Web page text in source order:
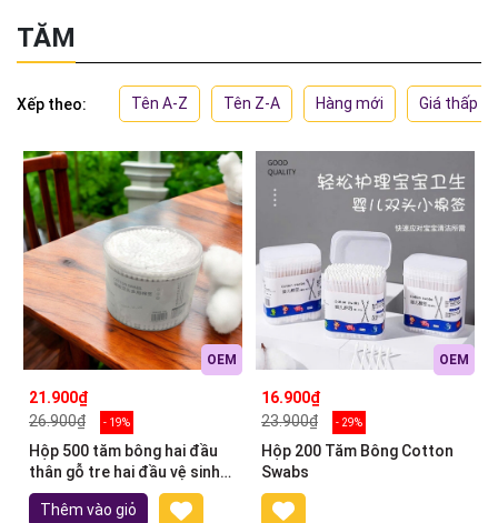
TĂM
Xếp theo: Tên A-Z Tên Z-A Hàng mới Giá thấp
OEM
21.900₫
26.900₫
- 19%
Hộp 500 tăm bông hai đầu
thân gỗ tre hai đầu vệ sinh
an toàn
Thêm vào giỏ
OEM
16.900₫
23.900₫
- 29%
Hộp 200 Tăm Bông Cotton
Swabs